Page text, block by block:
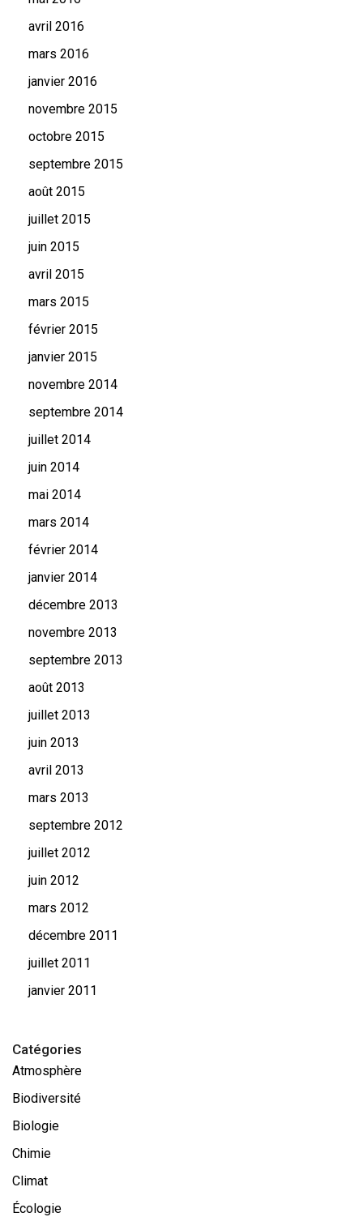
avril 2016
mars 2016
janvier 2016
novembre 2015
octobre 2015
septembre 2015
août 2015
juillet 2015
juin 2015
avril 2015
mars 2015
février 2015
janvier 2015
novembre 2014
septembre 2014
juillet 2014
juin 2014
mai 2014
mars 2014
février 2014
janvier 2014
décembre 2013
novembre 2013
septembre 2013
août 2013
juillet 2013
juin 2013
avril 2013
mars 2013
septembre 2012
juillet 2012
juin 2012
mars 2012
décembre 2011
juillet 2011
janvier 2011
Catégories
Atmosphère
Biodiversité
Biologie
Chimie
Climat
Écologie